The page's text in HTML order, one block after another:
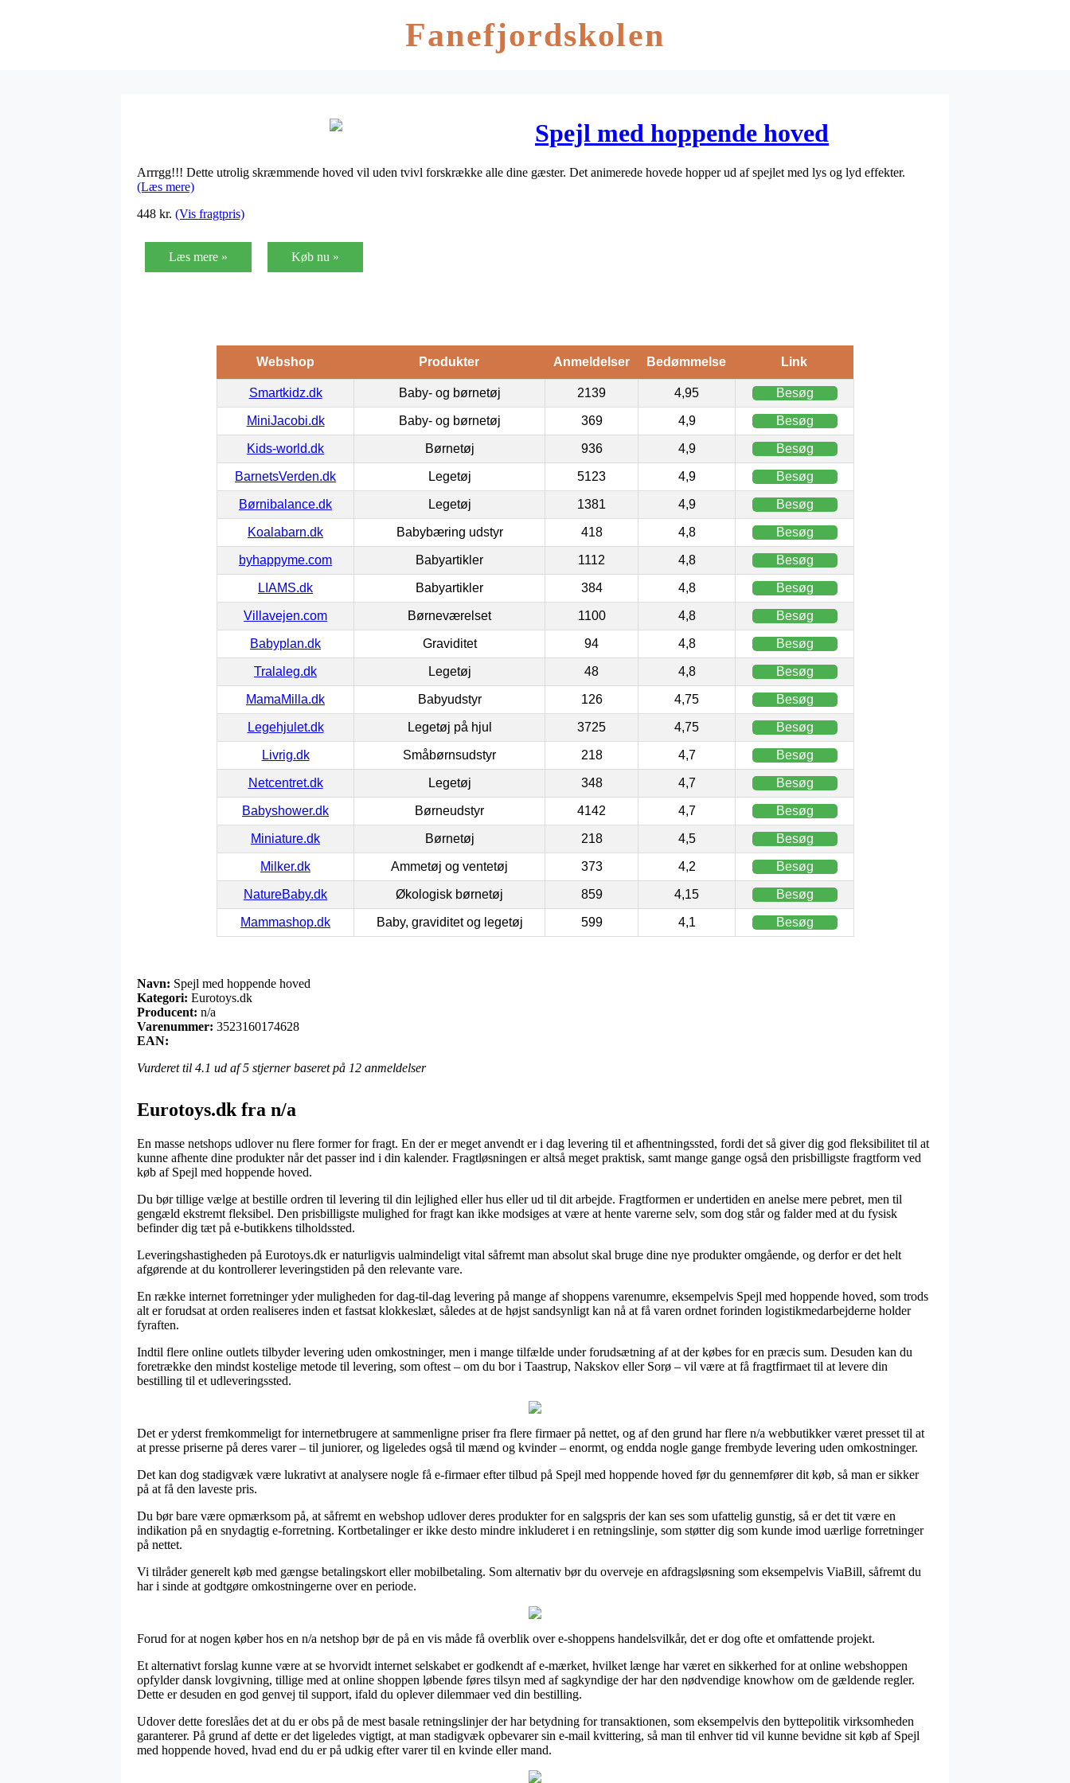
Fanefjordskolen
Spejl med hoppende hoved
Arrrgg!!! Dette utrolig skræmmende hoved vil uden tvivl forskrække alle dine gæster. Det animerede hovede hopper ud af spejlet med lys og lyd effekter.
(Læs mere)
448 kr. (Vis fragtpris)
Læs mere » Køb nu »
Webshop Produkter Anmeldelser Bedømmelse Link
Smartkidz.dk Baby- og børnetøj 2139 4,95 Besøg
MiniJacobi.dk Baby- og børnetøj 369 4,9 Besøg
Kids-world.dk Børnetøj 936 4,9 Besøg
BarnetsVerden.dk Legetøj 5123 4,9 Besøg
Børnibalance.dk Legetøj 1381 4,9 Besøg
Koalabarn.dk Babybæring udstyr 418 4,8 Besøg
byhappyme.com Babyartikler 1112 4,8 Besøg
LIAMS.dk Babyartikler 384 4,8 Besøg
Villavejen.com Børneværelset 1100 4,8 Besøg
Babyplan.dk Graviditet 94 4,8 Besøg
Tralaleg.dk Legetøj 48 4,8 Besøg
MamaMilla.dk Babyudstyr 126 4,75 Besøg
Legehjulet.dk Legetøj på hjul 3725 4,75 Besøg
Livrig.dk Småbørnsudstyr 218 4,7 Besøg
Netcentret.dk Legetøj 348 4,7 Besøg
Babyshower.dk Børneudstyr 4142 4,7 Besøg
Miniature.dk Børnetøj 218 4,5 Besøg
Milker.dk Ammetøj og ventetøj 373 4,2 Besøg
NatureBaby.dk Økologisk børnetøj 859 4,15 Besøg
Mammashop.dk Baby, graviditet og legetøj 599 4,1 Besøg
Navn: Spejl med hoppende hoved
Kategori: Eurotoys.dk
Producent: n/a
Varenummer: 3523160174628
EAN:
Vurderet til 4.1 ud af 5 stjerner baseret på 12 anmeldelser
Eurotoys.dk fra n/a
En masse netshops udlover nu flere former for fragt. En der er meget anvendt er i dag levering til et afhentningssted, fordi det så giver dig god fleksibilitet til at
kunne afhente dine produkter når det passer ind i din kalender. Fragtløsningen er altså meget praktisk, samt mange gange også den prisbilligste fragtform ved
køb af Spejl med hoppende hoved.
Du bør tillige vælge at bestille ordren til levering til din lejlighed eller hus eller ud til dit arbejde. Fragtformen er undertiden en anelse mere pebret, men til
gengæld ekstremt fleksibel. Den prisbilligste mulighed for fragt kan ikke modsiges at være at hente varerne selv, som dog står og falder med at du fysisk
befinder dig tæt på e-butikkens tilholdssted.
Leveringshastigheden på Eurotoys.dk er naturligvis ualmindeligt vital såfremt man absolut skal bruge dine nye produkter omgående, og derfor er det helt
afgørende at du kontrollerer leveringstiden på den relevante vare.
En række internet forretninger yder muligheden for dag-til-dag levering på mange af shoppens varenumre, eksempelvis Spejl med hoppende hoved, som trods
alt er forudsat at orden realiseres inden et fastsat klokkeslæt, således at de højst sandsynligt kan nå at få varen ordnet forinden logistikmedarbejderne holder
fyraften.
Indtil flere online outlets tilbyder levering uden omkostninger, men i mange tilfælde under forudsætning af at der købes for en præcis sum. Desuden kan du
foretrække den mindst kostelige metode til levering, som oftest – om du bor i Taastrup, Nakskov eller Sorø – vil være at få fragtfirmaet til at levere din
bestilling til et udleveringssted.
Det er yderst fremkommeligt for internetbrugere at sammenligne priser fra flere firmaer på nettet, og af den grund har flere n/a webbutikker været presset til at
at presse priserne på deres varer – til juniorer, og ligeledes også til mænd og kvinder – enormt, og endda nogle gange frembyde levering uden omkostninger.
Det kan dog stadigvæk være lukrativt at analysere nogle få e-firmaer efter tilbud på Spejl med hoppende hoved før du gennemfører dit køb, så man er sikker
på at få den laveste pris.
Du bør bare være opmærksom på, at såfremt en webshop udlover deres produkter for en salgspris der kan ses som ufattelig gunstig, så er det tit være en
indikation på en snydagtig e-forretning. Kortbetalinger er ikke desto mindre inkluderet i en retningslinje, som støtter dig som kunde imod uærlige forretninger
på nettet.
Vi tilråder generelt køb med gængse betalingskort eller mobilbetaling. Som alternativ bør du overveje en afdragsløsning som eksempelvis ViaBill, såfremt du
har i sinde at godtgøre omkostningerne over en periode.
Forud for at nogen køber hos en n/a netshop bør de på en vis måde få overblik over e-shoppens handelsvilkår, det er dog ofte et omfattende projekt.
Et alternativt forslag kunne være at se hvorvidt internet selskabet er godkendt af e-mærket, hvilket længe har været en sikkerhed for at online webshoppen
opfylder dansk lovgivning, tillige med at online shoppen løbende føres tilsyn med af sagkyndige der har den nødvendige knowhow om de gældende regler.
Dette er desuden en god genvej til support, ifald du oplever dilemmaer ved din bestilling.
Udover dette foreslåes det at du er obs på de mest basale retningslinjer der har betydning for transaktionen, som eksempelvis den byttepolitik virksomheden
garanterer. På grund af dette er det ligeledes vigtigt, at man stadigvæk opbevarer sin e-mail kvittering, så man til enhver tid vil kunne bevidne sit køb af Spejl
med hoppende hoved, hvad end du er på udkig efter varer til en kvinde eller mand.